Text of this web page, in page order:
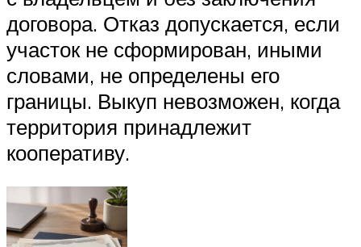
договора. Отказ допускается, если
участок не сформирован, иными
словами, не определены его
границы. Выкуп невозможен, когда
территория принадлежит
кооперативу.